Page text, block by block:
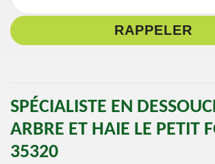
SPÉCIALISTE EN
ARBRE ET HAIE LE PETIT
35320